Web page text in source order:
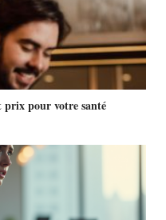
prix pour votre santé